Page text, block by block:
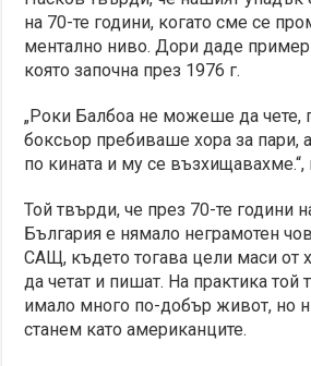
на 70-те години, когато сме се
ментално ниво. Дори даде пример
която започна през 1976 г.
„Роки Балбоа не можеше да чете,
боксьор пребиваше хора за пари,
по кината и му се възхищавахме.“,
Той твърди, че през 70-те години
България е нямало неграмотен
САЩ, където тогава цели маси от
да четат и пишат. На практика той
имало много по-добър живот, но
станем като американците.